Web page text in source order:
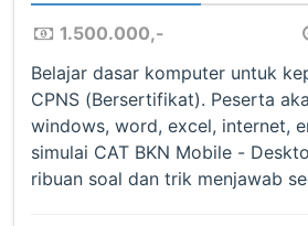
1.500.000,-
Belajar dasar komputer untuk
CPNS (Bersertifikat). Peserta
windows, word, excel, internet,
simulai CAT BKN Mobile -
ribuan soal dan trik menjawab